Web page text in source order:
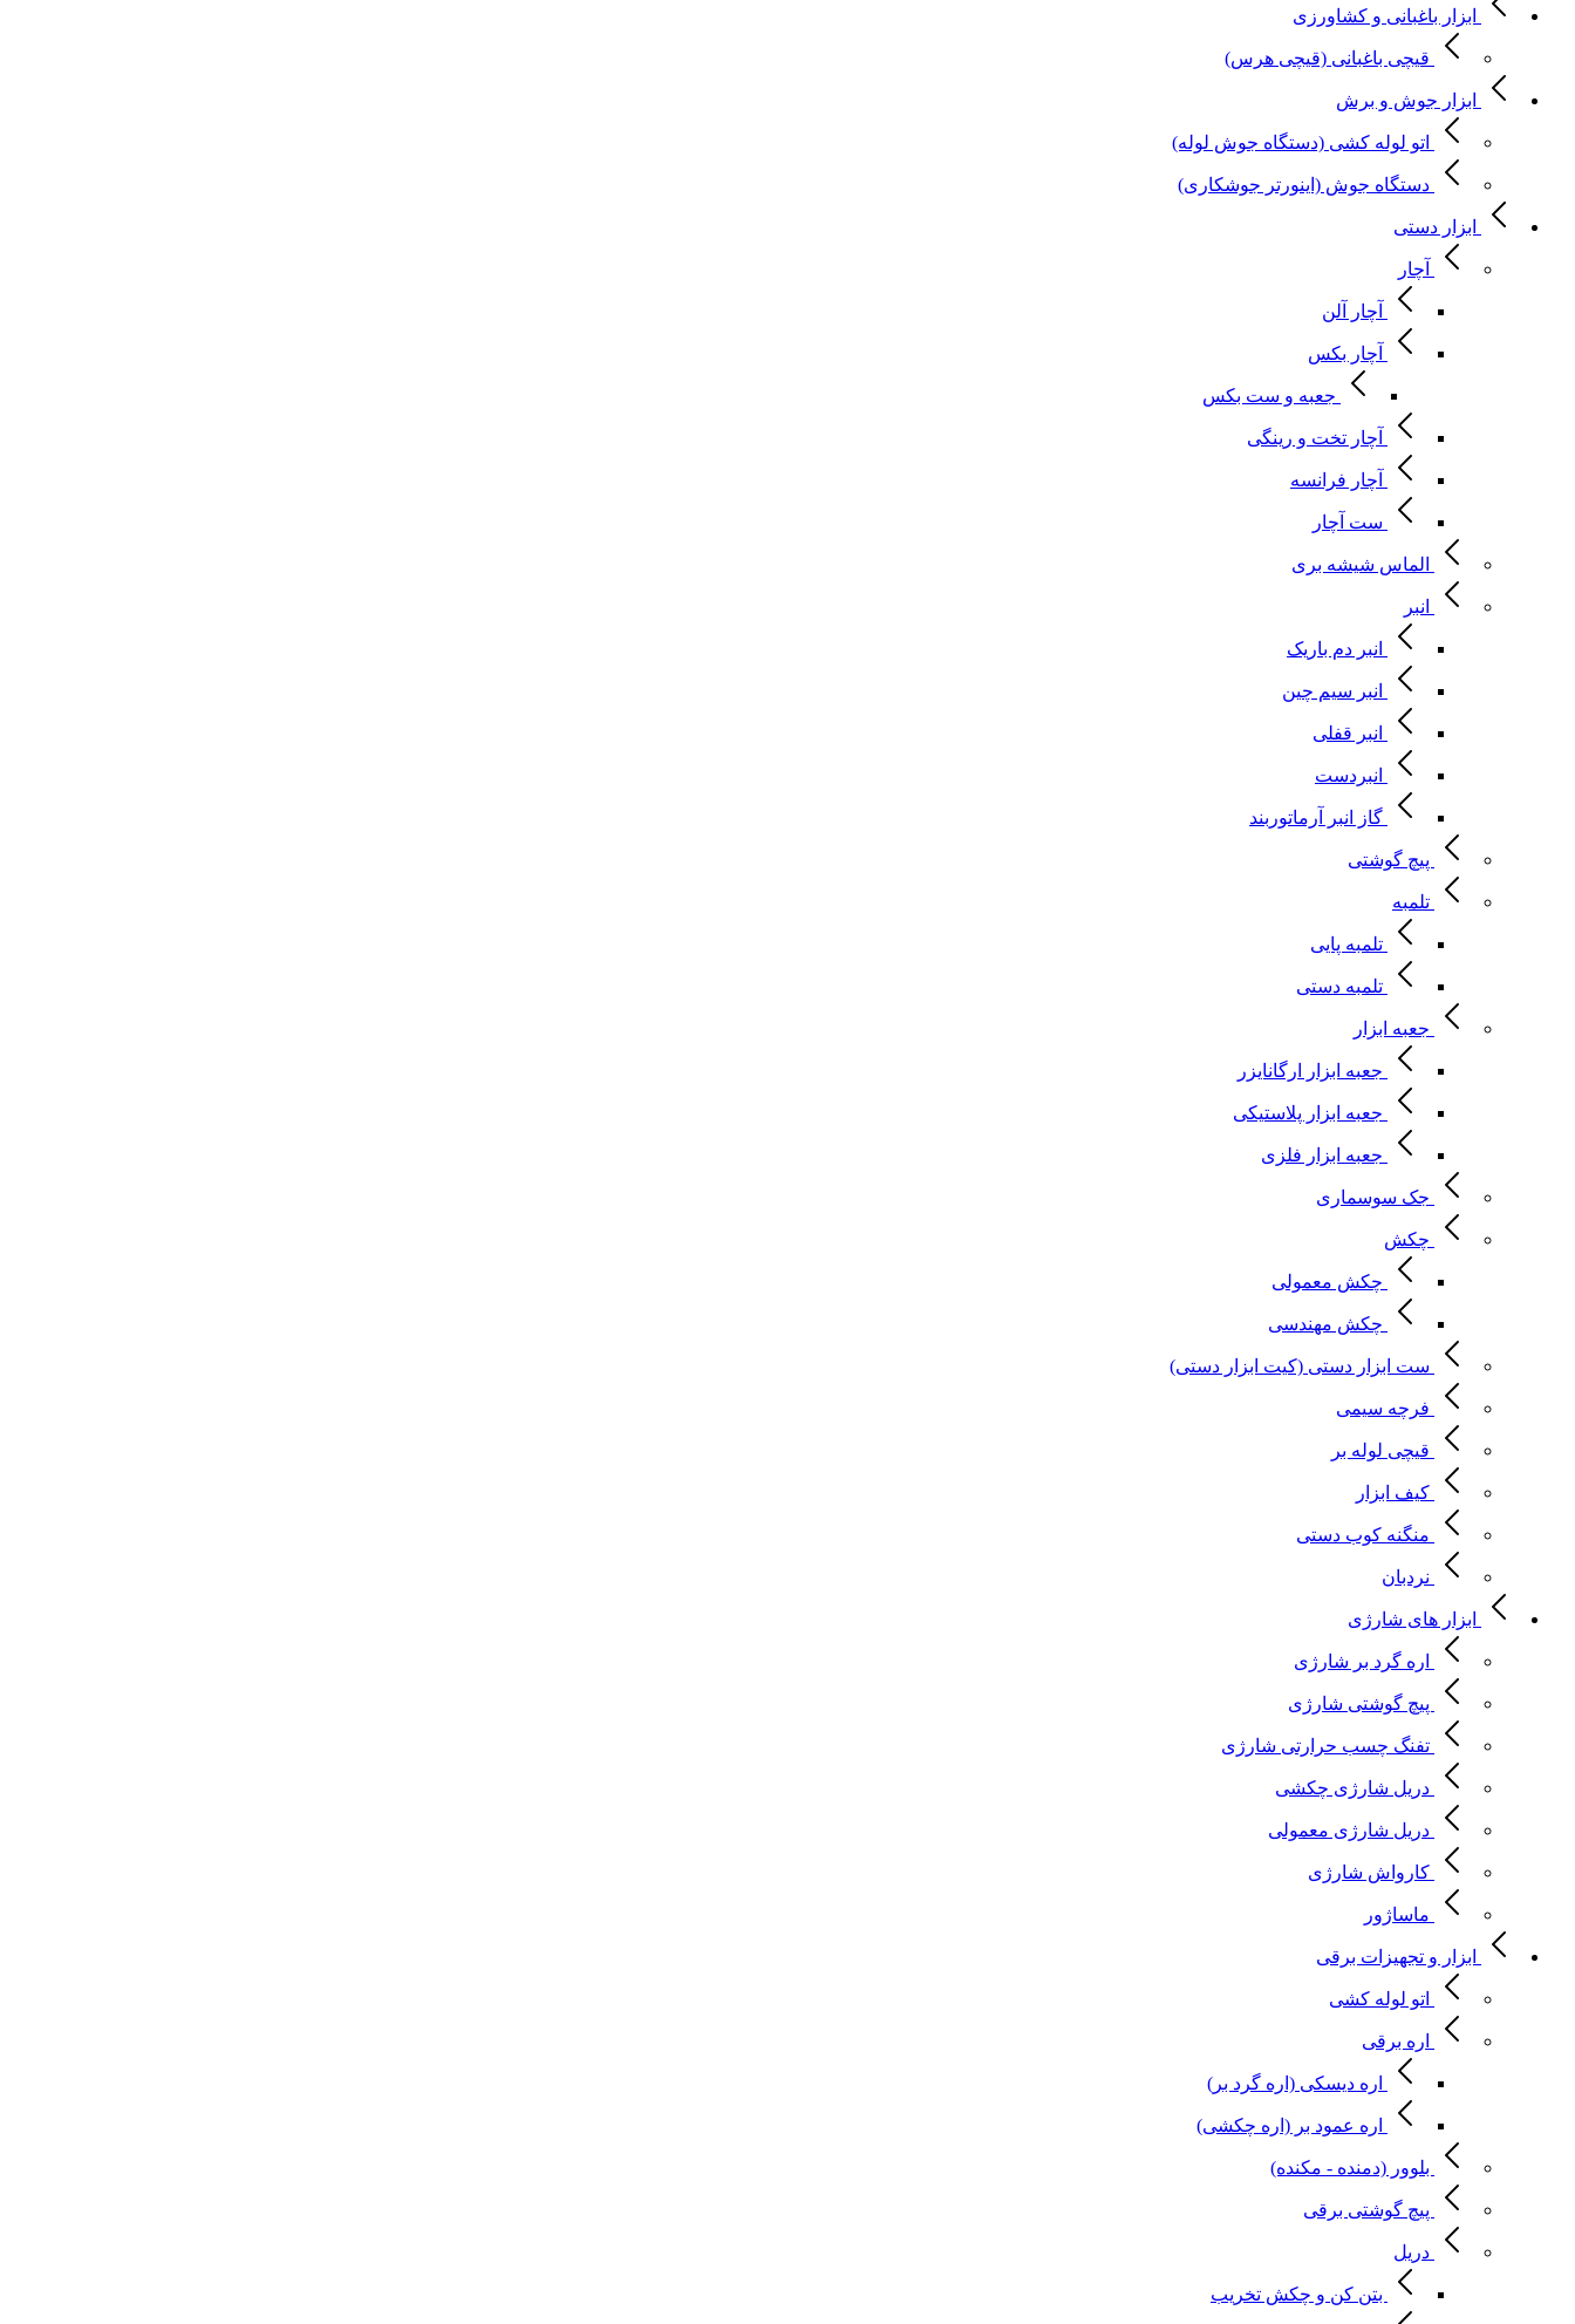
ابزار باغبانی و کشاورزی
قیچی باغبانی (قیچی هرس)
ابزار جوش و برش
اتو لوله کشی (دستگاه جوش لوله)
دستگاه جوش (اینورتر جوشکاری)
ابزار دستی
آچار
آچار آلن
آچار بکس
جعبه و ست بکس
آچار تخت و رینگی
آچار فرانسه
ست آچار
الماس شیشه بری
انبر
انبر دم باریک
انبر سیم چین
انبر قفلی
انبردست
گاز انبر آرماتوربند
پیچ گوشتی
تلمبه
تلمبه پایی
تلمبه دستی
جعبه ابزار
جعبه ابزار ارگانایزر
جعبه ابزار پلاستیکی
جعبه ابزار فلزی
جک سوسماری
چکش
چکش معمولی
چکش مهندسی
ست ابزار دستی (کیت ابزار دستی)
فرچه سیمی
قیچی لوله بر
کیف ابزار
منگنه کوب دستی
نردبان
ابزار های شارژی
اره گرد بر شارژی
پیچ گوشتی شارژی
تفنگ چسب حرارتی شارژی
دریل شارژی چکشی
دریل شارژی معمولی
کارواش شارژی
ماساژور
ابزار و تجهیزات برقی
اتو لوله کشی
اره برقی
اره دیسکی (اره گرد بر)
اره عمود بر (اره چکشی)
بلوور (دمنده - مکنده)
پیچ گوشتی برقی
دریل
بتن کن و چکش تخریب